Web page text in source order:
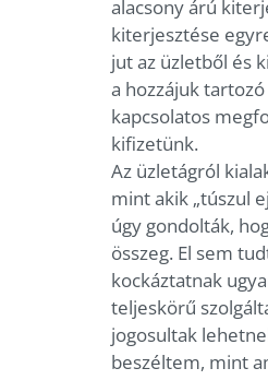
alacsony árú
kiterjesztése
jut az üzletből és
a hozzájuk
kapcsolatos
kifizetünk.
Az üzletágról
mint akik „túszul
úgy gondolták,
összeg. El sem
kockáztatnak
teljeskörű
jogosultak
beszéltem, mint